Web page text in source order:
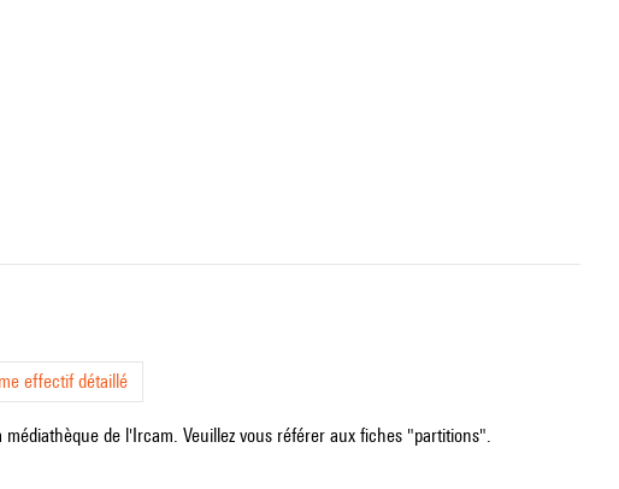
effectif détaillé
de l'Ircam. Veuillez vous référer aux fiches "partitions".